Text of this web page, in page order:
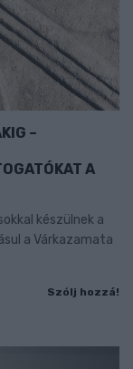
–
A
készülnek a
a Várkazamata
Szólj hozzá!